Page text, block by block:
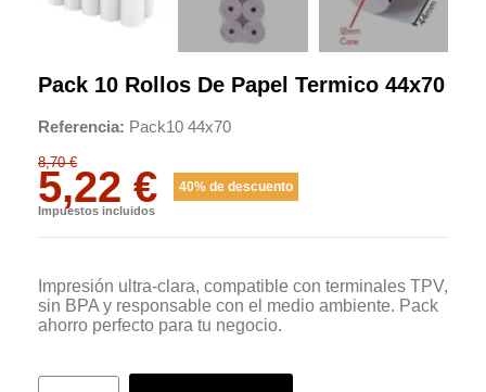
Pack 10 Rollos De Papel Termico 44x70
Referencia Pack10 44x70
8,70 €
5,22 € 40% de descuento
Impuestos incluidos
Impresión ultra‑clara, compatible con terminales TPV,
sin BPA y responsable con el medio ambiente. Pack
ahorro perfecto para tu negocio.